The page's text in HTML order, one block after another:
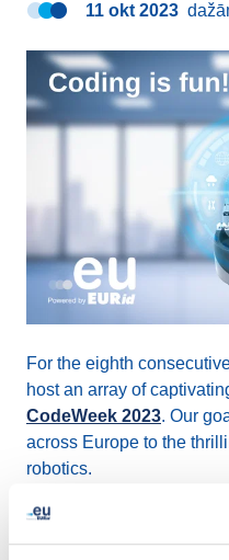
11 okt 2023
For the eighth
host an array of
CodeWeek 2023. Our
across Europe to the
robotics.